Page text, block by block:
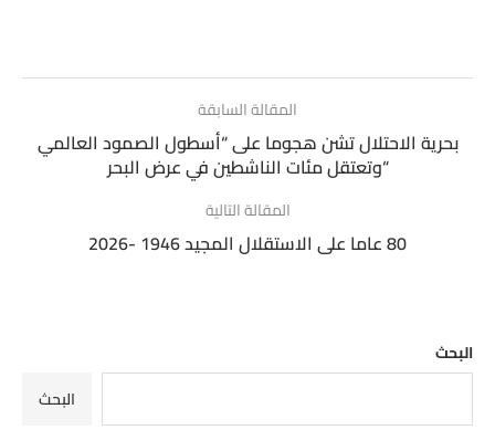
المقالة السابقة
بحرية الاحتلال تشن هجوما على “أسطول الصمود العالمي
“وتعتقل مئات الناشطين في عرض البحر
المقالة التالية
80 عاما على الاستقلال المجيد 1946 -2026
البحث
البحث